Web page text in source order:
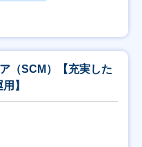
（SCM）【充実した
】